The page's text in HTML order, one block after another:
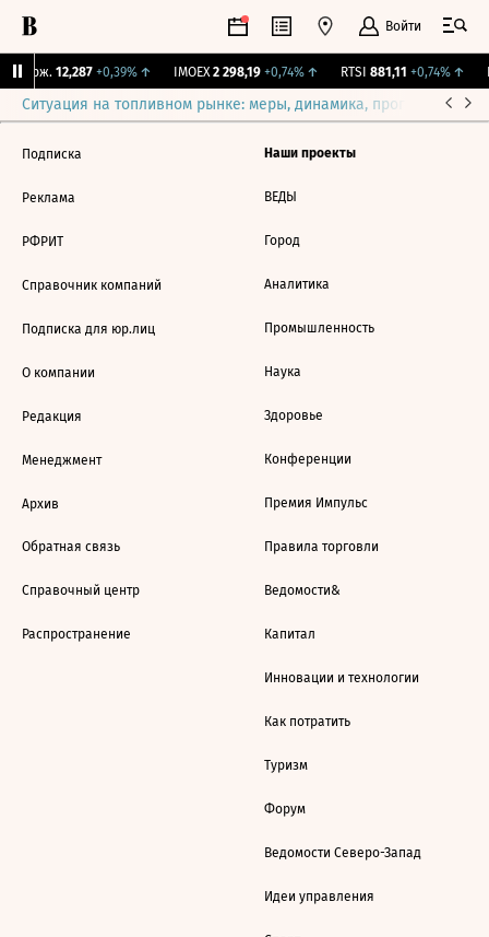
Войти
Бирж. 12,287 +0,39%↑ IMOEX 2 298,19 +0,74%↑ RTSI 881,11 +0,74%↑
Ситуация на топливном рынке: меры, динамика, прогнозы
Подписка
Реклама
РФРИТ
Справочник компаний
Подписка для юр.лиц
О компании
Редакция
Менеджмент
Архив
Обратная связь
Справочный центр
Распространение
Наши проекты
ВЕДЫ
Город
Аналитика
Промышленность
Наука
Здоровье
Конференции
Премия Импульс
Правила торговли
Ведомости&
Капитал
Инновации и технологии
Как потратить
Туризм
Форум
Ведомости Северо-Запад
Идеи управления